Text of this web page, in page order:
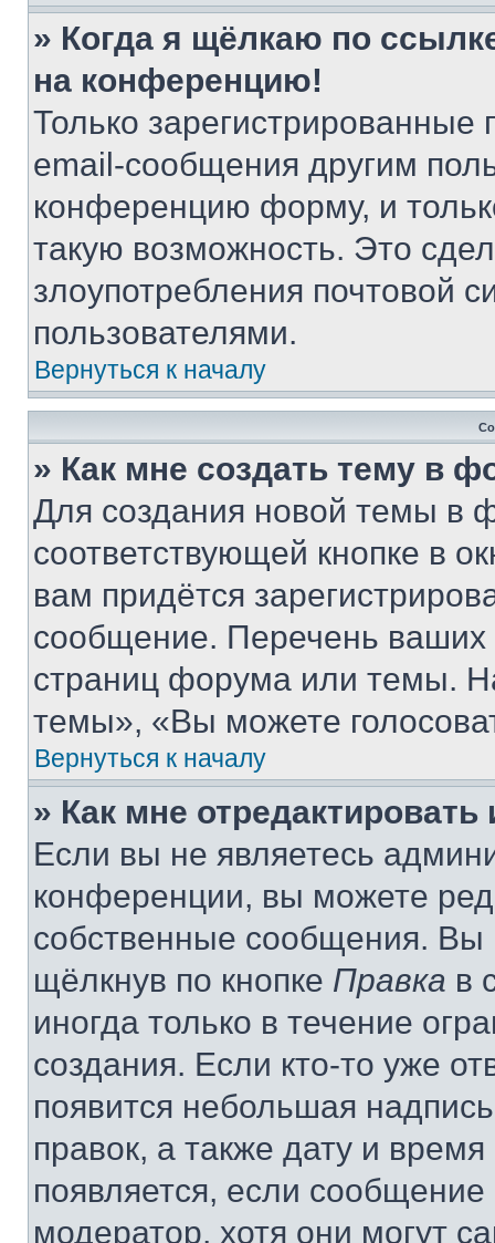
» Когда я щёлкаю по
на конференцию!
Только зарегистрированные
email-сообщения другим
конференцию форму, и
такую возможность. Это
злоупотребления почтовой
пользователями.
Вернуться к началу
» Как мне создать тему в
Для создания новой темы в
соответствующей кнопке в
вам придётся
сообщение. Перечень ваших
страниц форума или темы.
темы», «Вы можете
Вернуться к началу
» Как мне
Если вы не являетесь
конференции, вы можете
собственные сообщения. Вы
щёлкнув по кнопке Правка в
иногда только в течение
создания. Если кто-то уже
появится небольшая
правок, а также дату и
появляется, если
модератор, хотя они могут